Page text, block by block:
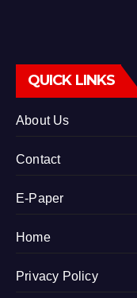
QUICK LINKS
About Us
Contact
E-Paper
Home
Privacy Policy